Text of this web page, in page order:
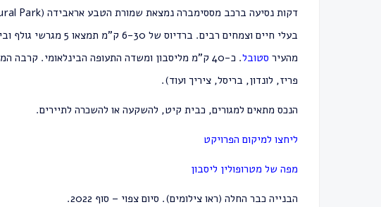
בעלי חיים וצמחים רבים. ברדיוס של 6-30 ק"מ תמצאו 5 מגרשי גולף ובית ספר בינלאומי.
מהעיר סטובל. כ-40 ק"מ מליסבון ו משדה התעופה הבינלאומי. קרבה
פריז, לונדון, בריסל, ציריך ועוד).
הנכס מתאים למגורים, כבית קיט, להשקעה או להשכרה לתיירים.
ליחצו למיקום הפרויקט
מפה של מטרופולין ליסבון
הבנייה כבר החלה (ראו צילומים). סיום צפוי – סוף 2022.